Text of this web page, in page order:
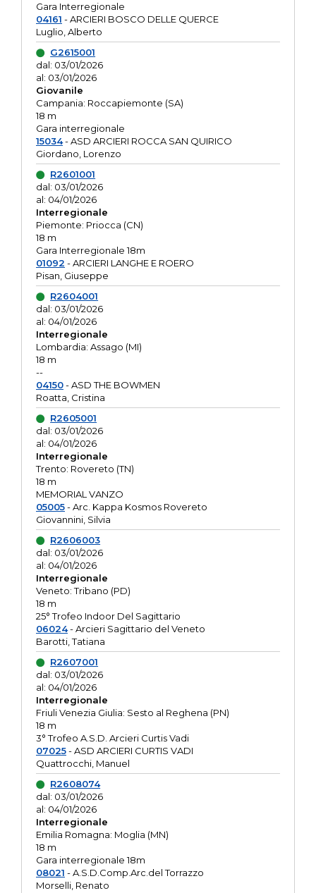
Gara Interregionale
04161 - ARCIERI BOSCO DELLE QUERCE
Luglio, Alberto
G2615001
dal: 03/01/2026
al: 03/01/2026
Giovanile
Campania: Roccapiemonte (SA)
18 m
Gara interregionale
15034- ASD ARCIERI ROCCA SAN QUIRICO
Giordano, Lorenzo
R2601001
dal: 03/01/2026
al: 04/01/2026
Interregionale
Piemonte: Priocca (CN)
18 m
Gara Interregionale 18m
01092 - ARCIERI LANGHE E ROERO
Pisan, Giuseppe
R2604001
dal: 03/01/2026
al: 04/01/2026
Interregionale
Lombardia: Assago (MI)
18 m
--
04150- ASD THE BOWMEN
Roatta, Cristina
R2605001
dal: 03/01/2026
al: 04/01/2026
Interregionale
Trento: Rovereto (TN)
18 m
MEMORIAL VANZO
05005- Arc. Kappa Kosmos Rovereto
Giovannini, Silvia
R2606003
dal: 03/01/2026
al: 04/01/2026
Interregionale
Veneto: Tribano (PD)
18 m
25° Trofeo Indoor Del Sagittario
06024- Arcieri Sagittario del Veneto
Barotti, Tatiana
R2607001
dal: 03/01/2026
al: 04/01/2026
Interregionale
Friuli Venezia Giulia: Sesto al Reghena (PN)
18 m
3° Trofeo A.S.D. Arcieri Curtis Vadi
07025- ASD ARCIERI CURTIS VADI
Quattrocchi, Manuel
R2608074
dal: 03/01/2026
al: 04/01/2026
Interregionale
Emilia Romagna: Moglia (MN)
18 m
Gara interregionale 18m
08021 - A.S.D.Comp.Arc.del Torrazzo
Morselli, Renato